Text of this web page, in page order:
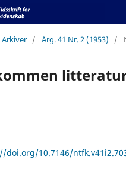
Arkiver / Årg. 41 Nr. 2 (1953) /
doi.org/10.7146/